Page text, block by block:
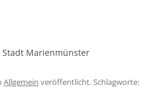
Stadt Marienmünster
Allgemein veröffentlicht. Schlagworte: